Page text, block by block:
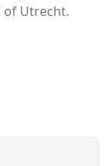
of Utrecht.